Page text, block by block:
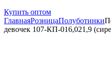
Купить оптом
ГлавнаяРозницаПолуботинки
девочек 107-КП-016,021,9